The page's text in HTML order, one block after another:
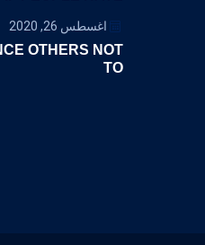
أغسطس 26, 2020
OTHERS NOT
TO